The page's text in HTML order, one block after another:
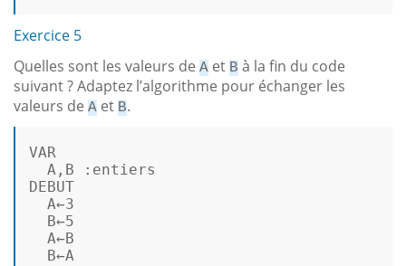
Exercice 5
Quelles sont les valeurs de A et B à la fin du code
suivant ? Adaptez l’algorithme pour échanger les
valeurs de A et B.
VAR
A , B : entiers
DEBUT
A←3
B←5
A← B
B←A